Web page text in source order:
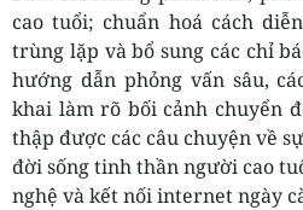
cao tuổi; chuẩn hoá cách
trùng lặp và bổ sung các chỉ
hướng dẫn phỏng vấn sâu,
khai làm rõ bối cảnh chuyển
thập được các câu chuyện về
đời sống tinh thần người cao
nghệ và kết nối internet ngày